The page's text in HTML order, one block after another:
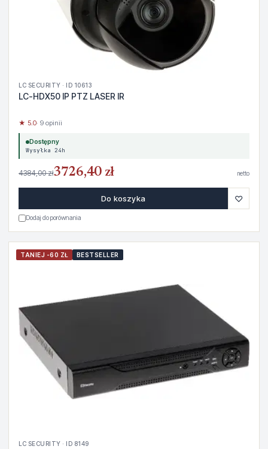
LC SECURITY · ID 10613
LC-HDX50 IP PTZ LASER IR
★ 5.0· 9 opinii
Dostępny
Wysyłka 24h
4384,00 zł3726,40 zł netto
Do koszyka ♡
Dodaj do porównania
TANIEJ -60 ZŁ BESTSELLER
LC SECURITY · ID 8149